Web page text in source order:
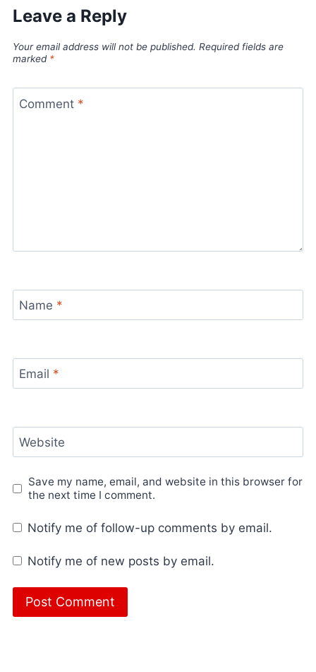
Leave a Reply
Your email address will not be published. Required fields are
marked *
Comment *
Name *
Email *
Website
Save my name, email, and website in this browser for
the next time I comment.
Notify me of follow-up comments by email.
Notify me of new posts by email.